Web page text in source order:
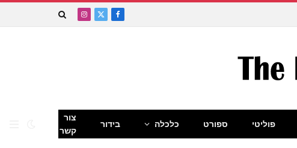
Facebook
X
Instagram
פוליטי ספורט כלכלה בידור
צור
קשר